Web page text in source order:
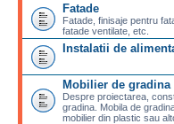
Fatade
Fatade, finisaje pentru
fatade ventilate, etc.
Instalatii de
Mobilier de gradina
Despre proiectarea,
gradina. Mobila de
mobilier din plastic sau